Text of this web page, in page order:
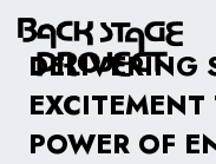
DELIVERING
POWER OF